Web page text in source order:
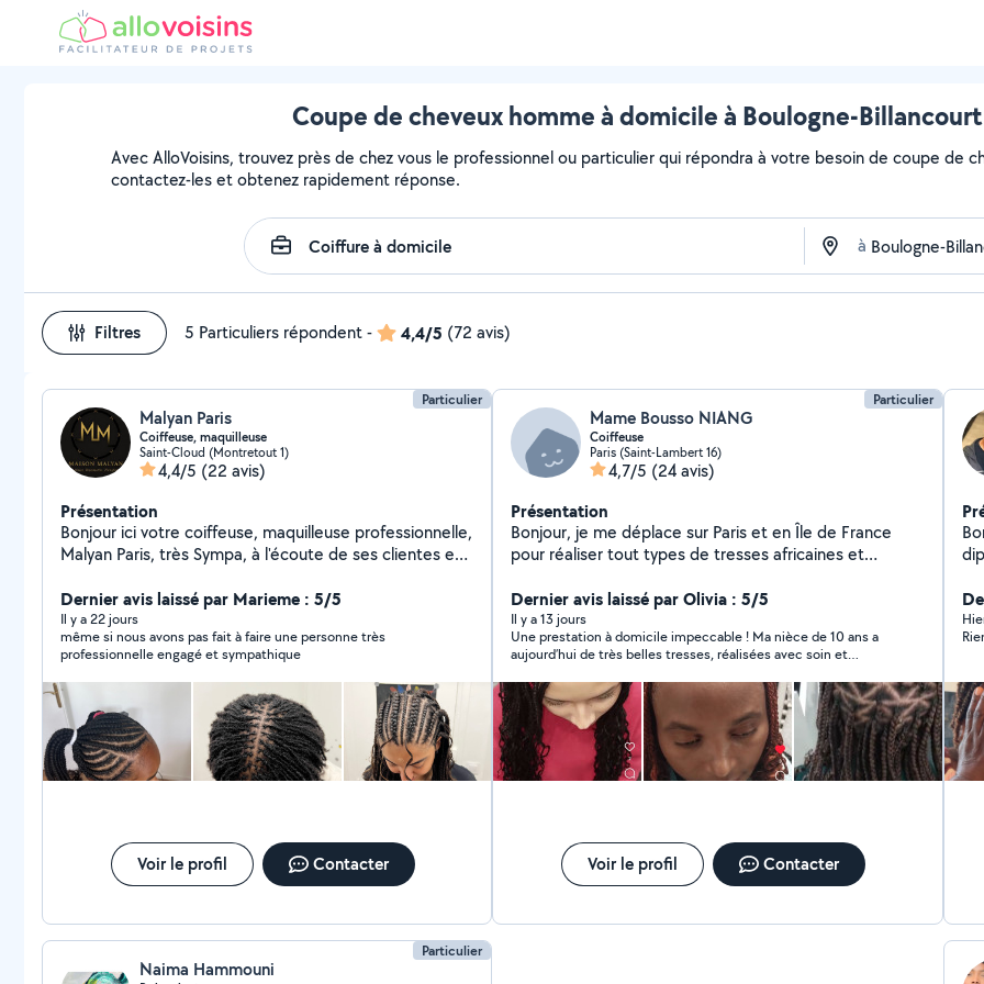
Coupe de cheveux homme à domicile à Boulogne-
Avec AlloVoisins, trouvez près de chez vous le professionnel ou particulier qui répondra à votre besoin de coupe de
contactez-les et obtenez rapidement réponse.
à
Filtres 5 Particuliers répondent- 4,4/5 (72 avis)
Particulier
Malyan Paris
Coiffeuse, maquilleuse
Saint-Cloud (Montretout 1)
4,4/5 (22 avis)
Présentation
Bonjour ici votre coiffeuse, maquilleuse professionnelle,
Malyan Paris, très Sympa, à l'écoute de ses clientes et
prestations
Dernier avis laissé par Marieme : 5/5
Il y a 22 jours
même si nous avons pas fait à faire une personne très
professionnelle engagé et sympathique
Voir le profil Contacter
Particulier
Mame Bousso NIANG
Coiffeuse
Paris (Saint-Lambert 16)
4,7/5 (24 avis)
Présentation
Bonjour, je me déplace sur Paris et en Île de France
pour réaliser tout types de tresses africaines et
mon compte Instagram
@lareinedestressessenegalaises
Dernier avis laissé par Olivia : 5/5
Il y a 13 jours
Une prestation à domicile impeccable ! Ma nièce de 10 ans a
aujourd’hui de très belles tresses, réalisées avec soin et
savoir-faire. Je recommande sans hésiter ! À très bientôt
Voir le profil Contacter
Bonjour Je
diplômée Je
types
Particulier
Naima Hammouni